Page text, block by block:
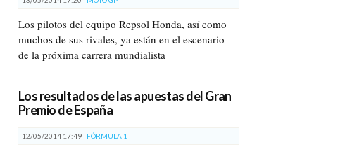
Los pilotos del equipo Repsol Honda, así como
muchos de sus rivales, ya están en el escenario
de la próxima carrera mundialista
Los resultados de las apuestas del Gran
Premio de España
12/05/2014 17:49 FÓRMULA 1